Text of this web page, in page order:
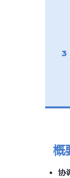
概
协